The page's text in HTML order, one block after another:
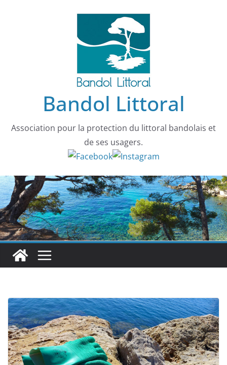
Bandol Littoral
Association pour la protection du littoral bandolais et
de ses usagers.